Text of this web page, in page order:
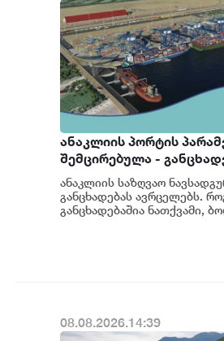
ანაკლიის პორტის
შემცირებულა -
ანაკლიის საზღვაო
განცხადებას ავრცელებს.
განცხადებაშია ნათქვამი,
08.08.2026.14:39